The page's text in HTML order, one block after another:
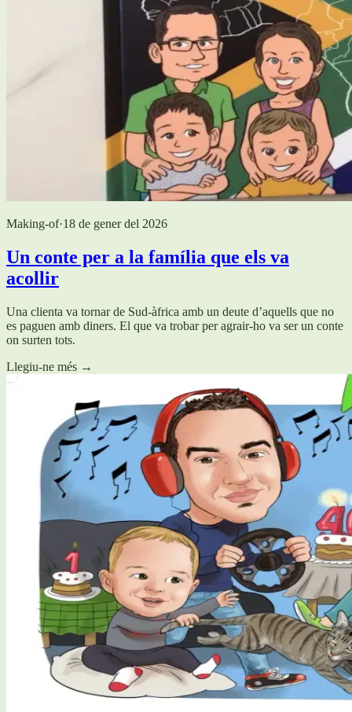
Making-of·18 de gener del 2026
Un conte per a la família que els va
acollir
Una clienta va tornar de Sud-àfrica amb un deute d’aquells que no
es paguen amb diners. El que va trobar per agrair-ho va ser un conte
on surten tots.
Llegiu-ne més →